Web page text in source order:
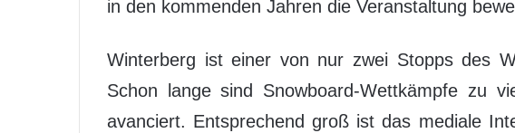
in den kommenden Jahren die Veranstaltung
Winterberg ist einer von nur zwei Stopps des
Schon lange sind Snowboard-Wettkämpfe zu
avanciert. Entsprechend groß ist das mediale